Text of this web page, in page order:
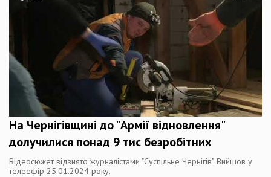
На Чернігівщині до "Армії відновлення"
долучилися понад 9 тис безробітних
Відеосюжет відзнято журналістами "Суспільне Чернігів". Вийшов у
телеефір 25.01.2024 року.